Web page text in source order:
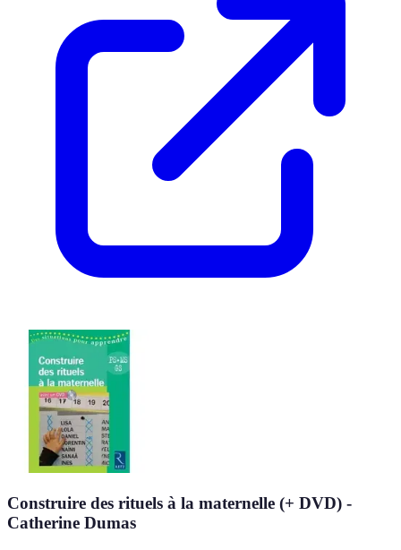
Construire des rituels à la maternelle (+ DVD) -
Catherine Dumas